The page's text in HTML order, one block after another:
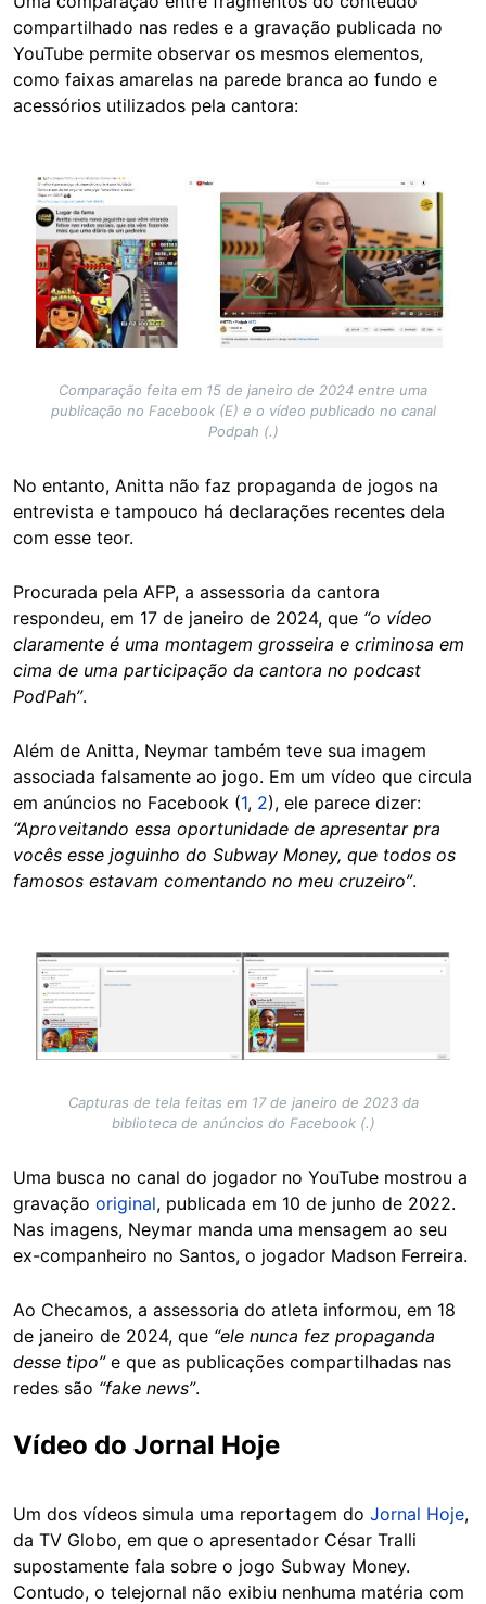
compartilhado nas redes e a gravação publicada no
YouTube permite observar os mesmos elementos,
como faixas amarelas na parede branca ao fundo e
acessórios utilizados pela cantora:
Image
Comparação feita em 15 de janeiro de 2024 entre uma
publicação no Facebook (E) e o vídeo publicado no canal
Podpah (.)
No entanto, Anitta não faz propaganda de jogos na
entrevista e tampouco há declarações recentes dela
com esse teor.
Procurada pela AFP, a assessoria da cantora
respondeu, em 17 de janeiro de 2024, que “o vídeo
claramente é uma montagem grosseira e criminosa em
cima de uma participação da cantora no podcast
PodPah”.
Além de Anitta, Neymar também teve sua imagem
associada falsamente ao jogo. Em um vídeo que circula
em anúncios no Facebook (1, 2), ele parece dizer:
“Aproveitando essa oportunidade de apresentar pra
vocês esse joguinho do Subway Money, que todos os
famosos estavam comentando no meu cruzeiro”.
Image
Capturas de tela feitas em 17 de janeiro de 2023 da
biblioteca de anúncios do Facebook (.)
Uma busca no canal do jogador no YouTube mostrou a
gravação original, publicada em 10 de junho de 2022.
Nas imagens, Neymar manda uma mensagem ao seu
ex-companheiro no Santos, o jogador Madson Ferreira.
Ao Checamos, a assessoria do atleta informou, em 18
de janeiro de 2024, que “ele nunca fez propaganda
desse tipo”e que as publicações compartilhadas nas
redes são “fake news”.
Vídeo do Jornal Hoje
Um dos vídeos simula uma reportagem do Jornal Hoje,
da TV Globo, em que o apresentador César Tralli
supostamente fala sobre o jogo Subway Money.
Contudo, o telejornal não exibiu nenhuma matéria com